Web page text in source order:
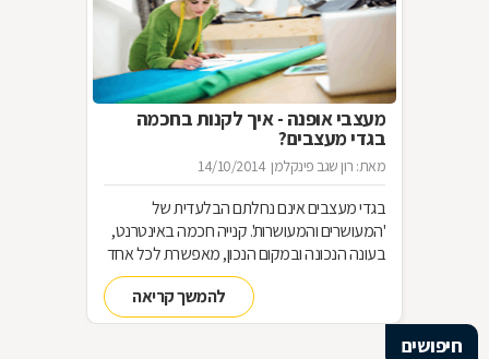
מעצבי אופנה - איך לקנות בחכמה
בגדי מעצבים?
מאת: רון שגב פינקלמן 14/10/2014
בגדי מעצבים אינם נחלתם הבלעדית של
'המעושרים והמעושרות'. קנייה חכמה באינטרנט,
בעונה הנכונה ובמקום הנכון, מאפשרת לכל אחד
ואחת מאתנו להתהדר בבגד יוקרתי ומעוצב
לעילא ולעילא. איך עושים זאת נכון, ומתי אפשר
להניח את היד על פריט אהוב מקולקציה
להמשך קריאה
חיפושים